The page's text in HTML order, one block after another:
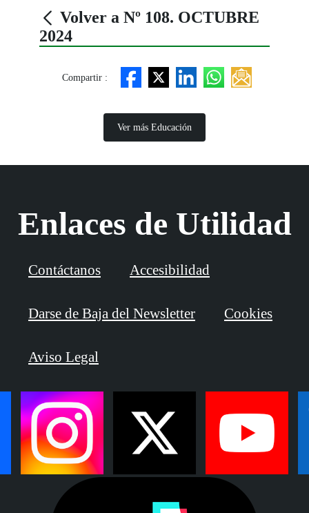
Volver a Nº 108. OCTUBRE
2024
Compartir :
Ver más Educación
Enlaces de Utilidad
Contáctanos Accesibilidad
Darse de Baja del Newsletter Cookies
Aviso Legal